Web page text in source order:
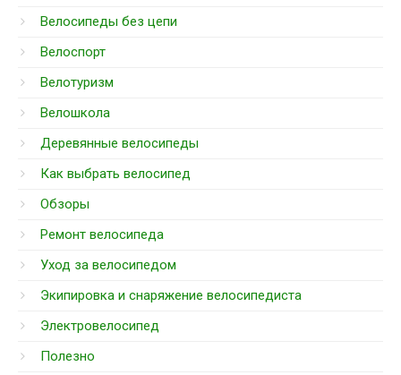
Велосипеды без цепи
Велоспорт
Велотуризм
Велошкола
Деревянные велосипеды
Как выбрать велосипед
Обзоры
Ремонт велосипеда
Уход за велосипедом
Экипировка и снаряжение велосипедиста
Электровелосипед
Полезно